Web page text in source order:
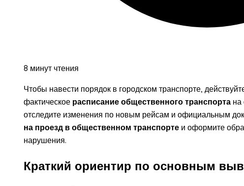
8 минут чтения
Чтобы навести порядок в городском транспорте,
фактическое расписание общественного транспорта на
отследите изменения по новым рейсам и официальным
на проезд в общественном транспорте и оформите
нарушения.
Краткий ориентир по основным